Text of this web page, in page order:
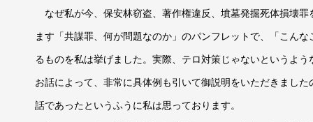
なぜ私が今、保安林窃盗、著作権違反、墳墓発掘死体損壊
ます「共謀罪、何が問題なのか」のパンフレットで、「こん
るものを私は挙げました。実際、テロ対策じゃないというよ
お話によって、非常に具体例も引いて御説明をいただきまし
話であったというふうに私は思っております。